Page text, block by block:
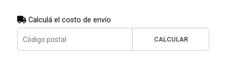
Calculá el costo de envío
CALCULAR